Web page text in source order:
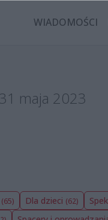
WIADOMOŚCI
maja 2023
(65) Dla dzieci (62)